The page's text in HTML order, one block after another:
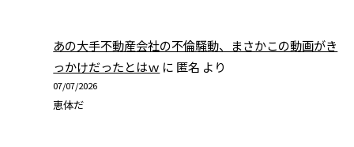
あの大手不動産会社の不倫騒動、まさかこの動画がき
っかけだったとはｗ に 匿名 より
07/07/2026
恵体だ